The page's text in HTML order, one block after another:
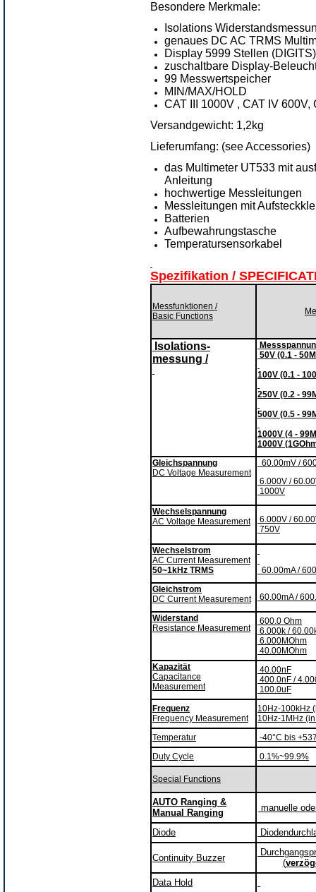
Besondere Merkmale:
Isolations
genaues DC AC TRMS
Display 5999 Stellen
zuschaltbare Display-
99 Messwertspeicher
MIN/MAX/HOLD
CAT III 1000V , CAT IV 600V,
Versandgewicht: 1,2kg
Lieferumfang: (see Accessories)
das Multimeter UT533 mit
Anleitung
hochwertige Messleitungen
Messleitungen mit
Batterien
Aufbewahrungstasche
Temperatursensorkabel
Spezifikation /
Messfunktionen /
Basic Functions
Isolations-
messung /
50V (0.1 -
100V (0.1 -
250V (0.2 -
500V (0.5 -
1000V (4 -
1000V
Gleichspannung
DC Voltage Measurement
60.00mV /
6.000V /
1000V
Wechselspannung
AC Voltage Measurement
6.000V /
750V
Wechselstrom
AC Current Measurement
50~1kHz TRMS
60.00mA /
Gleichstrom
DC Current Measurement
60.00mA /
Widerstand
Resistance Measurement
600.0 Ohm
6.000k /
6.000MOhm
40.00MOhm
Kapazität
Capacitance
Measurement
40.00nF
400.0nF /
100.0uF
Frequenz
Frequency Measurement
10Hz-100kHz
10Hz-1MHz
Temperatur
-40°C bis
Duty Cycle
0.1%~99.9%
Special Functions
AUTO Ranging &
Manual Ranging
manuelle
Diode
Continuity Buzzer
(
Data Hold